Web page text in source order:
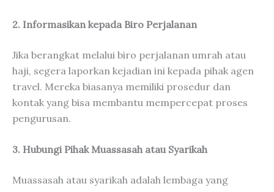
2. Informasikan kepada Biro Perjalanan
Jika berangkat melalui biro perjalanan umrah atau
haji, segera laporkan kejadian ini kepada pihak agen
travel. Mereka biasanya memiliki prosedur dan
kontak yang bisa membantu mempercepat proses
pengurusan.
3. Hubungi Pihak Muassasah atau Syarikah
Muassasah atau syarikah adalah lembaga yang